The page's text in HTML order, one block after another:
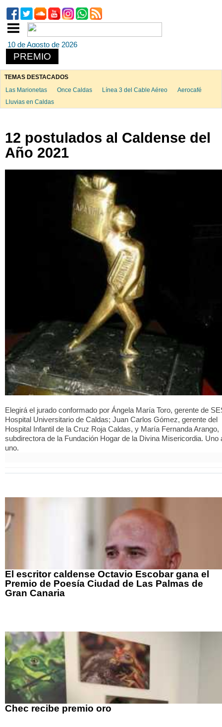
10 de Agosto de 2026
PREMIO
TEMAS DESTACADOS
Las Marionetas
Once Caldas Línea 3 del Cable Aéreo
Aerocafé
Lluvias en Caldas
12 postulados al Caldense del
Año 2021
Elegirá el jurado conformado por Ángela María Toro, gerente de
Hospital Universitario de Caldas; Juan Carlos Gómez, gerente del
Hospital Infantil de la Cruz Roja Caldas, y María Fernanda Arango,
subdirectora de la Fundación Hogar de la Divina Misericordia. Uno
uno.
El escritor caldense Octavio Escobar gana el
Premio de Poesía Ciudad de Las Palmas de
Gran Canaria
Chec recibe premio oro